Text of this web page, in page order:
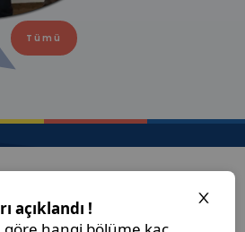
Tümü